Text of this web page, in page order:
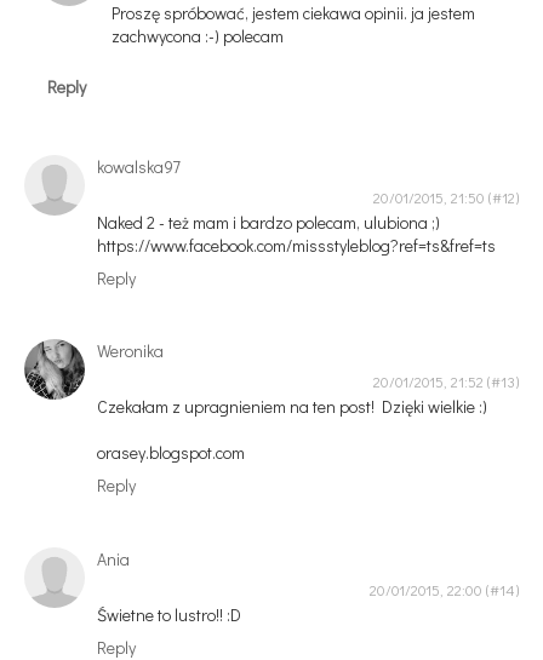
Proszę spróbować, jestem ciekawa opinii. ja jestem
zachwycona :-) polecam
Reply
kowalska97
20/01/2015, 21:50
Naked 2 - też mam i bardzo polecam, ulubiona ;)
https://www.facebook.com/missstyleblog?ref=ts&fref=ts
Reply
Weronika
20/01/2015, 21:52
Czekałam z upragnieniem na ten post! Dzięki wielkie :)
orasey.blogspot.com
Reply
Ania
20/01/2015, 22:00
Świetne to lustro!! :D
Reply